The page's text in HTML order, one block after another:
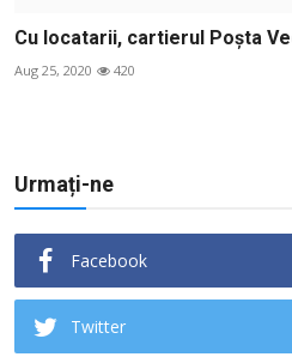
Cu locatarii, cartierul Poșta
Aug 25, 2020 420
Urmați-ne
Facebook
Twitter